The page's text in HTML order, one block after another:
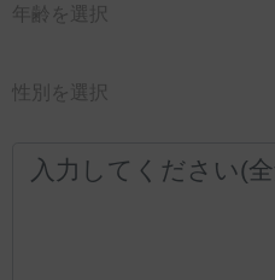
年齢を選択
性別を選択